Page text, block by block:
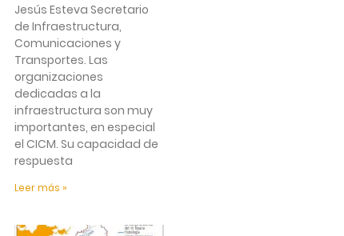
Jesús Esteva Secretario
de Infraestructura,
Comunicaciones y
Transportes. Las
organizaciones
dedicadas a la
infraestructura son muy
importantes, en especial
el CICM. Su capacidad de
respuesta
Leer más »